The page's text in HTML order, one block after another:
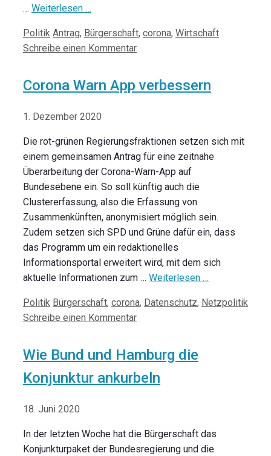
… Weiterlesen …
Kategorien
Politik Schlagwörter
Antrag, Bürgerschaft, corona, Wirtschaft
Schreibe einen Kommentar
Corona Warn App verbessern
1. Dezember 2020
Die rot-grünen Regierungsfraktionen setzen sich mit
einem gemeinsamen Antrag für eine zeitnahe
Überarbeitung der Corona-Warn-App auf
Bundesebene ein. So soll künftig auch die
Clustererfassung, also die Erfassung von
Zusammenkünften, anonymisiert möglich sein.
Zudem setzen sich SPD und Grüne dafür ein, dass
das Programm um ein redaktionelles
Informationsportal erweitert wird, mit dem sich
aktuelle Informationen zum … Weiterlesen …
Kategorien
Politik Schlagwörter
Bürgerschaft, corona, Datenschutz, Netzpolitik
Schreibe einen Kommentar
Wie Bund und Hamburg die
Konjunktur ankurbeln
18. Juni 2020
In der letzten Woche hat die Bürgerschaft das
Konjunkturpaket der Bundesregierung und die